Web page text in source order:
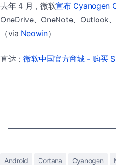
去年 4 月，微软宣布 Cyanogen
OneDrive、OneNote、Outlook
（via Neowin）
直达：微软中国官方商城 - 购买
Android Cortana Cyanogen